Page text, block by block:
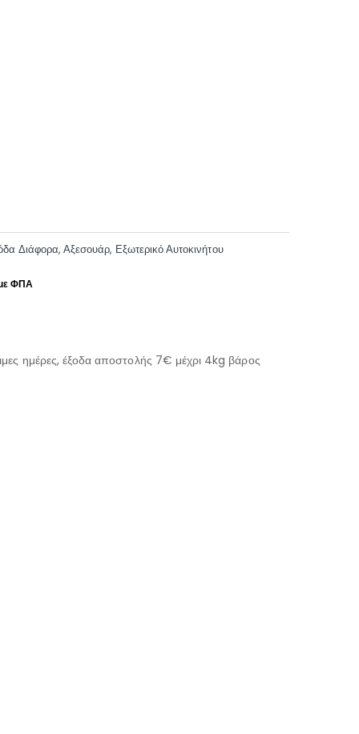
Διάφορα,Αξεσουάρ, Εξωτερικό Αυτοκινήτου
ημέρες, έξοδα αποστολής 7€ μέχρι 4kg βάρος